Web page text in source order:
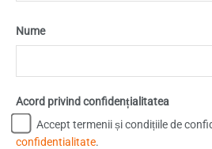
Nume
Acord privind confidențialitatea
Accept termenii și condițiile de
confidentialitate.